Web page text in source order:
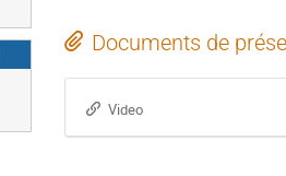
Documents de
Video